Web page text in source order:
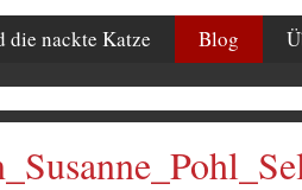
die nackte Katze Blog